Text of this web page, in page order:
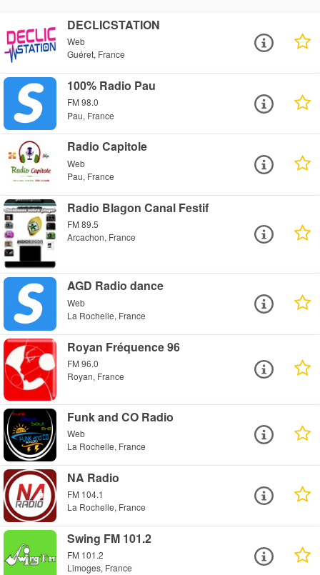
DECLICSTATION
Web
Guéret, France
100% Radio Pau
FM 98.0
Pau, France
Radio Capitole
Web
Pau, France
Radio Blagon Canal Festif
FM 89.5
Arcachon, France
AGD Radio dance
Web
La Rochelle, France
Royan Fréquence 96
FM 96.0
Royan, France
Funk and CO Radio
Web
La Rochelle, France
NA Radio
FM 104.1
La Rochelle, France
Swing FM 101.2
FM 101.2
Limoges, France